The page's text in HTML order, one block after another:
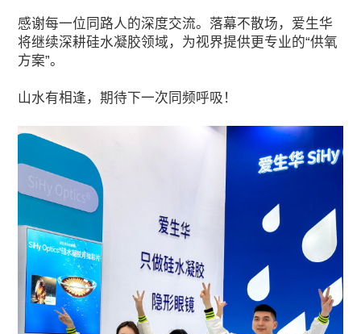
感谢每一位同路人的深度交流。落幕不散场，爱生华
将继续深耕硅水凝胶领域，为视界提供更专业的“供氧
方案”。
山水有相逢，期待下一次同频呼吸！